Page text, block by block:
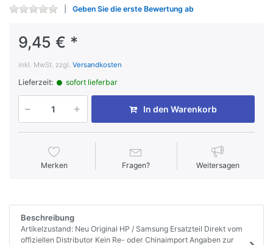
Geben Sie die erste Bewertung ab
9,45 € *
inkl. MwSt. zzgl. Versandkosten
Lieferzeit: sofort lieferbar
In den Warenkorb
Merken Fragen? Weitersagen
Beschreibung
Artikelzustand: Neu Original HP / Samsung Ersatzteil Direkt vom
offiziellen Distributor Kein Re- oder Chinaimport Angaben zur